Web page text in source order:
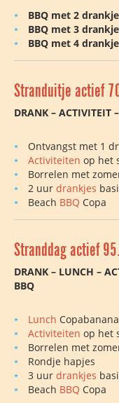
BBQ met 2
BBQ met 3
BBQ met 4
Stranduitje actief
DRANK – ACTIVITEIT
Ontvangst met 1
Activiteiten op het
Borrelen met
2 uur drankjes
Beach BBQ Copa
Stranddag actief
DRANK – LUNCH –
BBQ
Lunch
Activiteiten op het
Borrelen met
Rondje hapjes
3 uur drankjes
Beach BBQ Copa